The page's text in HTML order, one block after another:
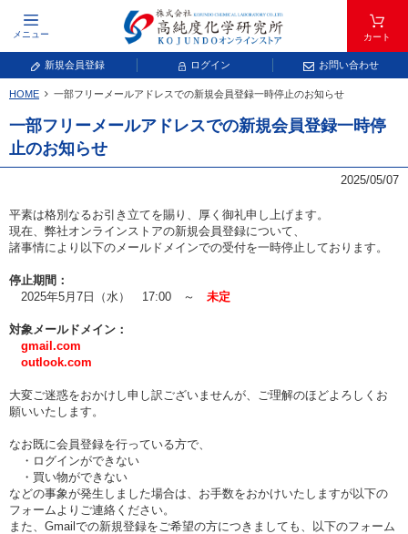
メニュー カート
新規会員登録 ログイン お問い合わせ
元素記号で検索する
元素周期表をタップすると、拡大表示されます。拡大した表から元素記号をタップ
し、一覧へ移動してください。
常温常圧で気体であり、弊社では取り扱いしておりません。
放射性元素または人工元素であり、弊社では取り扱いしておりません。
キーワードで検索する
フリーワードで検索
カタログコードで検索
化学式で検索
HOME 一部フリーメールアドレスでの新規会員登録一時停止のお知らせ
一部フリーメールアドレスでの新規会員登録一時停
止のお知らせ
2025/05/07
平素は格別なるお引き立てを賜り、厚く御礼申し上げます。
現在、弊社オンラインストアの新規会員登録について、
諸事情により以下のメールドメインでの受付を一時停止しております。
停止期間：
2025年5月7日（水） 17:00 ～ 未定
対象メールドメイン：
gmail.com
outlook.com
大変ご迷惑をおかけし申し訳ございませんが、ご理解のほどよろしくお
願いいたします。
なお既に会員登録を行っている方で、
・ログインができない
・買い物ができない
などの事象が発生しました場合は、お手数をおかけいたしますが以下の
フォームよりご連絡ください。
また、Gmailでの新規登録をご希望の方につきましても、以下のフォーム